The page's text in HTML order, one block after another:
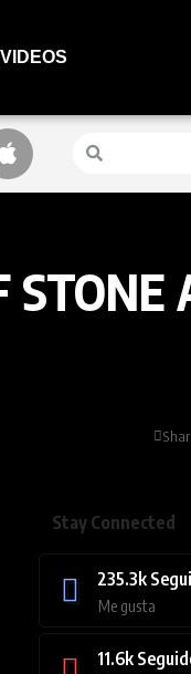
VIDEOS
Stay Connected
235.3k
Me gusta
11.6k